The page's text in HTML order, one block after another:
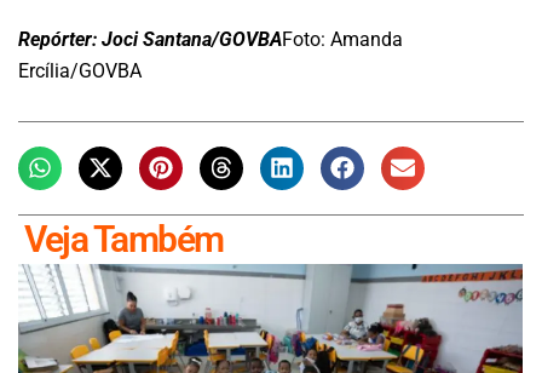
Repórter: Joci Santana/GOVBAFoto: Amanda
Ercília/GOVBA
Veja Também